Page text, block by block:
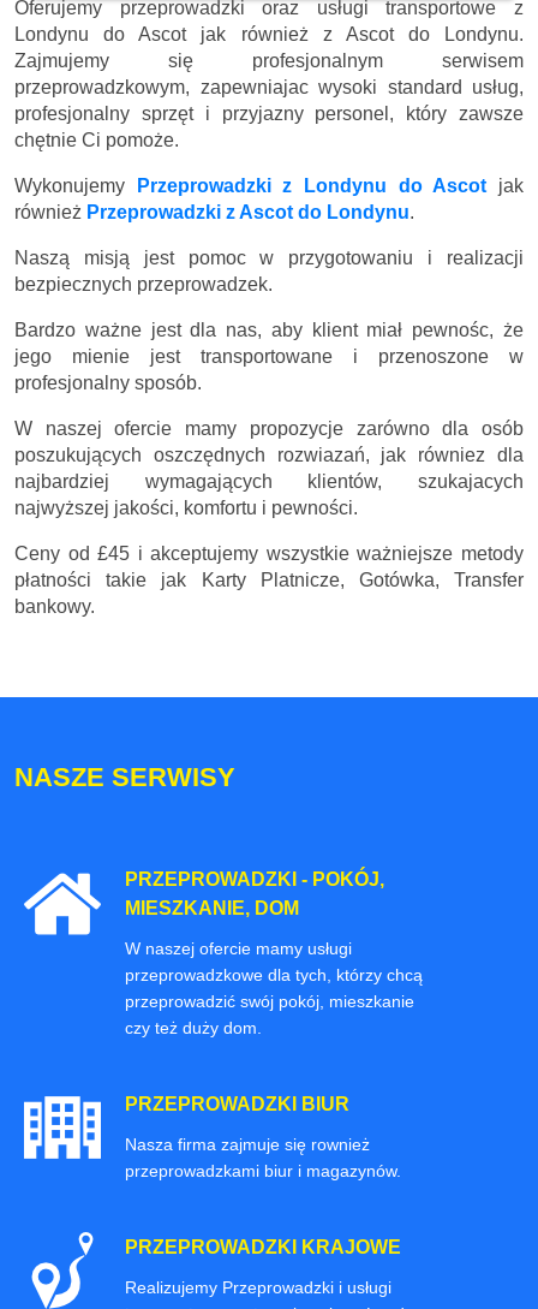
Oferujemy przeprowadzki oraz usługi transportowe z
Londynu do Ascot jak również z Ascot do Londynu.
Zajmujemy się profesjonalnym serwisem
przeprowadzkowym, zapewniajac wysoki standard usług,
profesjonalny sprzęt i przyjazny personel, który zawsze
chętnie Ci pomoże.
Wykonujemy Przeprowadzki z Londynu do Ascot jak
również Przeprowadzki z Ascot do Londynu.
Naszą misją jest pomoc w przygotowaniu i realizacji
bezpiecznych przeprowadzek.
Bardzo ważne jest dla nas, aby klient miał pewnośc, że
jego mienie jest transportowane i przenoszone w
profesjonalny sposób.
W naszej ofercie mamy propozycje zarówno dla osób
poszukujących oszczędnych rozwiazań, jak równiez dla
najbardziej wymagających klientów, szukajacych
najwyższej jakości, komfortu i pewności.
Ceny od £45 i akceptujemy wszystkie ważniejsze metody
płatności takie jak Karty Platnicze, Gotówka, Transfer
bankowy.
NASZE SERWISY
PRZEPROWADZKI - POKÓJ,
MIESZKANIE, DOM
W naszej ofercie mamy usługi
przeprowadzkowe dla tych, którzy chcą
przeprowadzić swój pokój, mieszkanie
czy też duży dom.
PRZEPROWADZKI BIUR
Nasza firma zajmuje się rownież
przeprowadzkami biur i magazynów.
PRZEPROWADZKI KRAJOWE
Realizujemy Przeprowadzki i usługi